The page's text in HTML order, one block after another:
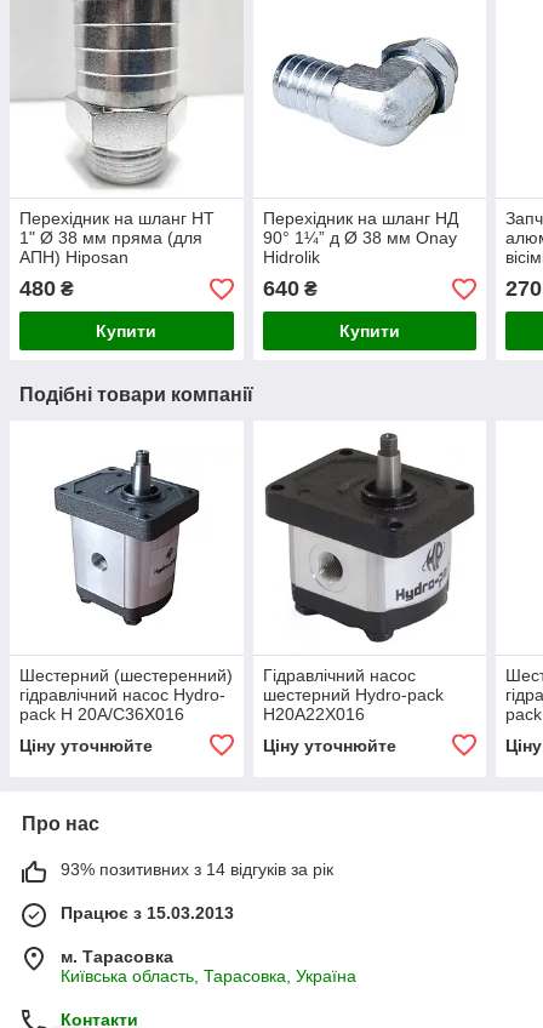
Перехідник на шланг НТ
1" Ø 38 мм пряма (для
АПН) Hiposan
480 ₴
Купити
Перехідник на шланг НД
90° 1¼” д Ø 38 мм Onay
Hidrolik
640₴
Купити
270
Подібні товари компанії
Шестерний (шестеренний)
гідравлічний насос Hydro-
pack H 20A/C36X016
Ціну уточнюйте
Гідравлічний насос
шестерний Hydro-pack
H20A22X016
Ціну уточнюйте
Про нас
93% позитивних з 14 відгуків за рік
Працює з 15.03.2013
м. Тарасовка
Київська область, Тарасовка, Україна
Контакти